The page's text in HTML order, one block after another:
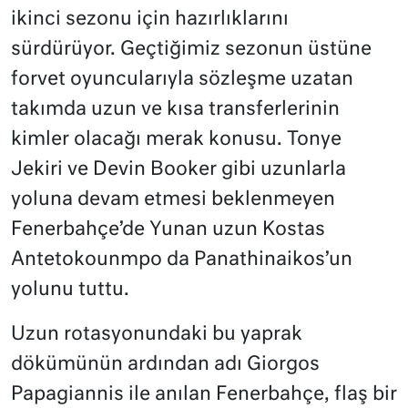
ikinci sezonu için hazırlıklarını
sürdürüyor. Geçtiğimiz sezonun üstüne
forvet oyuncularıyla sözleşme uzatan
takımda uzun ve kısa transferlerinin
kimler olacağı merak konusu. Tonye
Jekiri ve Devin Booker gibi uzunlarla
yoluna devam etmesi beklenmeyen
Fenerbahçe’de Yunan uzun Kostas
Antetokounmpo da Panathinaikos’un
yolunu tuttu.
Uzun rotasyonundaki bu yaprak
dökümünün ardından adı Giorgos
Papagiannis ile anılan Fenerbahçe, flaş bir